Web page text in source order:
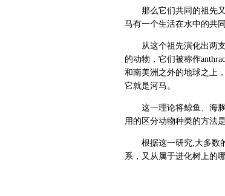
那么它们共同的祖先又
马有一个生活在水中的共
从这个祖先演化出两支
的动物，它们被称作
和南美洲之外的地球之上
它就是河马。
这一理论将鲸鱼、海豚
用的区分动物种类的方法
根据这一研究,大多数的
系，又从属于进化树上的